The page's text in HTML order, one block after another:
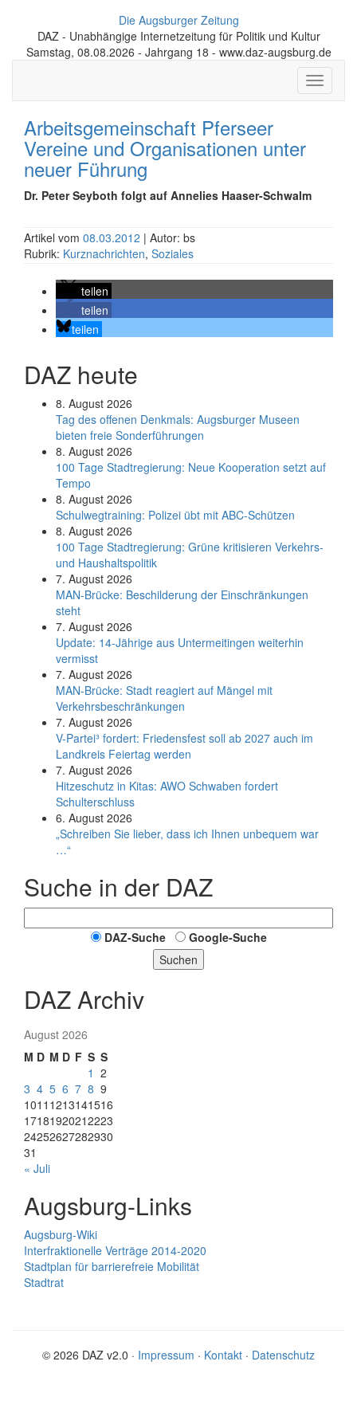
Die Augsburger Zeitung
DAZ - Unabhängige Internetzeitung für Politik und Kultur
Samstag, 08.08.2026 - Jahrgang 18 - www.daz-augsburg.de
Toggle
Arbeitsgemeinschaft Pferseer
Vereine und Organisationen unter
neuer Führung
Dr. Peter Seyboth folgt auf Annelies Haaser-Schwalm
Artikel vom 08.03.2012 | Autor: bs
Rubrik: Kurznachrichten, Soziales
teilen
teilen
teilen
DAZ heute
8. August 2026
Tag des offenen Denkmals: Augsburger Museen
bieten freie Sonderführungen
8. August 2026
100 Tage Stadtregierung: Neue Kooperation setzt auf
Tempo
8. August 2026
Schul­weg­trai­ning: Poli­zei übt mit ABC-Schüt­zen
8. August 2026
100 Tage Stadtregierung: Grüne kritisieren Verkehrs-
und Haushaltspolitik
7. August 2026
MAN-Brücke: Beschilderung der Einschränkungen
steht
7. August 2026
Update: 14-Jährige aus Untermeitingen weiterhin
vermisst
7. August 2026
MAN-Brücke: Stadt reagiert auf Mängel mit
Verkehrsbeschränkungen
7. August 2026
V-Partei­³ fordert: Friedens­fest soll ab 2027 auch im
Land­kreis Feier­tag werden
7. August 2026
Hitzeschutz in Kitas: AWO Schwaben fordert
Schulterschluss
6. August 2026
„Schreiben Sie lieber, dass ich Ihnen unbequem war
…“
Suche in der DAZ
DAZ-Suche
Google-Suche
Suchen
DAZ Archiv
August 2026
M D M D F S S
1 2
3 4 5 6 7 8 9
1011 1213141516
17181920212223
24252627282930
31
« Juli
Augsburg-Links
Augsburg-Wiki
Interfraktionelle Verträge 2014-2020
Stadtplan für barrierefreie Mobilität
Stadtrat
© 2026 DAZ v2.0 · Impressum · Kontakt · Datenschutz